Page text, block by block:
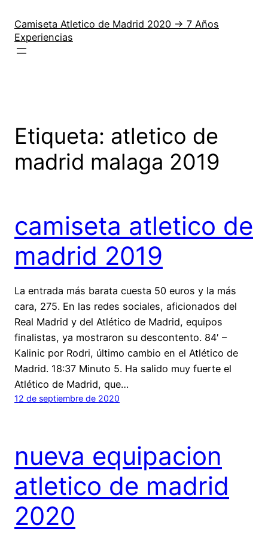
contenido
Camiseta Atletico de Madrid 2020 → 7 Años
Experiencias
Etiqueta: atletico de
madrid malaga 2019
camiseta atletico de
madrid 2019
La entrada más barata cuesta 50 euros y la más
cara, 275. En las redes sociales, aficionados del
Real Madrid y del Atlético de Madrid, equipos
finalistas, ya mostraron su descontento. 84′ –
Kalinic por Rodri, último cambio en el Atlético de
Madrid. 18:37 Minuto 5. Ha salido muy fuerte el
Atlético de Madrid, que…
12 de septiembre de 2020
nueva equipacion
atletico de madrid
2020